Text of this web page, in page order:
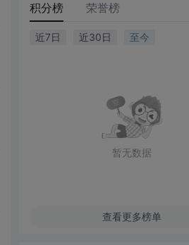
积分榜 荣誉榜
近7日 近30日 至今
暂无数据
查看更多榜单